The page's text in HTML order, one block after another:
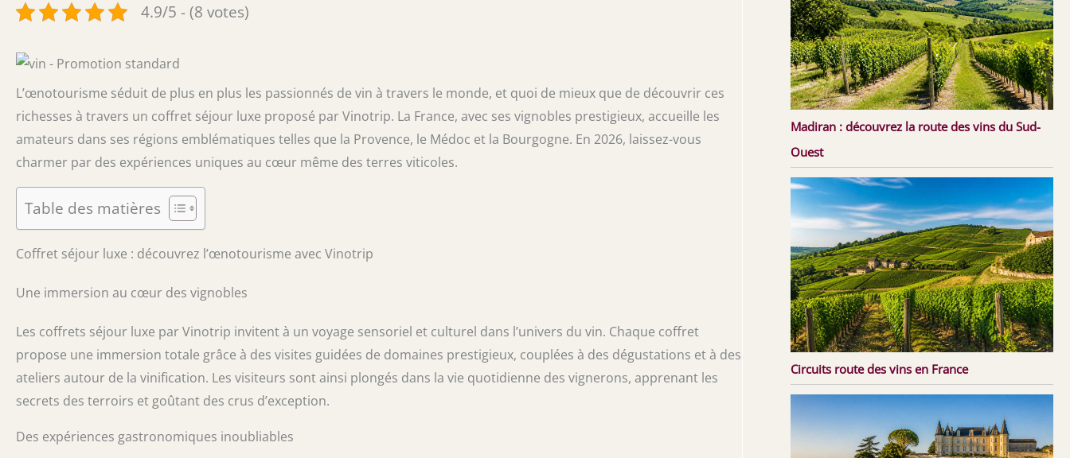
4.9/5 - (8 votes)
L’œnotourisme séduit de plus en plus les passionnés de vin à travers le monde, et quoi de mieux que de découvrir ces
richesses à travers un coffret séjour luxe proposé par Vinotrip. La France, avec ses vignobles prestigieux, accueille les
amateurs dans ses régions emblématiques telles que la Provence, le Médoc et la Bourgogne. En 2026, laissez-vous
charmer par des expériences uniques au cœur même des terres viticoles.
Table des matières
Coffret séjour luxe : découvrez l’œnotourisme avec Vinotrip
Une immersion au cœur des vignobles
Les coffrets séjour luxe par Vinotrip invitent à un voyage sensoriel et culturel dans l’univers du vin. Chaque coffret
propose une immersion totale grâce à des visites guidées de domaines prestigieux, couplées à des dégustations et à des
ateliers autour de la vinification. Les visiteurs sont ainsi plongés dans la vie quotidienne des vignerons, apprenant les
secrets des terroirs et goûtant des crus d’exception.
Des expériences gastronomiques inoubliables
Madiran : découvrez la route des vins du Sud-
Ouest
Circuits route des vins en France